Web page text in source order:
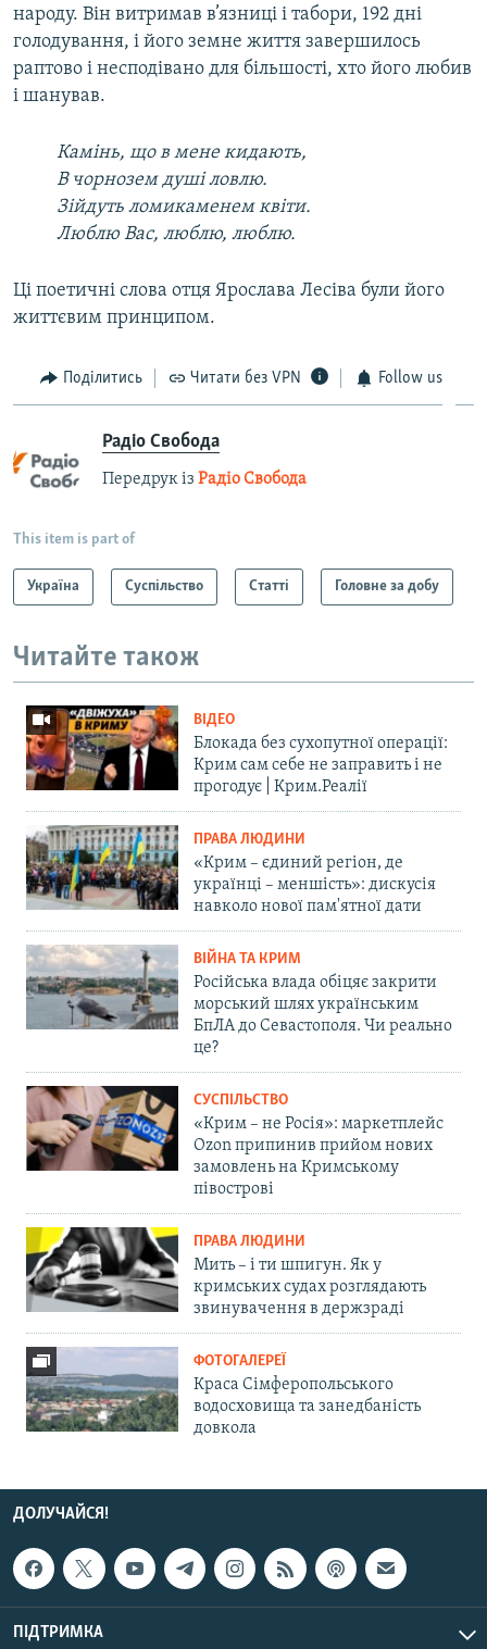
народу. Він витримав в’язниці і табори, 192 дні
голодування, і його земне життя завершилось
раптово і несподівано для більшості, хто його любив
і шанував.
Камінь, що в мене кидають,
В чорнозем душі ловлю.
Зійдуть ломикаменем квіти.
Люблю Вас, люблю, люблю.
Ці поетичні слова отця Ярослава Лесіва були його
життєвим принципом.
Поділитись Читати без VPN Follow us
Радіо Свобода
Передрук із Радіо Свобода
This item is part of
Україна Суспільство Статті Головне за добу
Читайте також
ВІДЕО
Блокада без сухопутної операції:
Крим сам себе не заправить і не
прогодує | Крим.Реалії
ПРАВА ЛЮДИНИ
«Крим – єдиний регіон, де
українці – меншість»: дискусія
навколо нової пам'ятної дати
ВІЙНА ТА КРИМ
Російська влада обіцяє закрити
морський шлях українським
БпЛА до Севастополя. Чи реально
це?
СУСПІЛЬСТВО
«Крим – не Росія»: маркетплейс
Ozon припинив прийом нових
замовлень на Кримському
півострові
ПРАВА ЛЮДИНИ
Мить – і ти шпигун. Як у
кримських судах розглядають
звинувачення в держзраді
ФОТОГАЛЕРЕЇ
Краса Сімферопольського
водосховища та занедбаність
довкола
ДОЛУЧАЙСЯ!
ПІДТРИМКА